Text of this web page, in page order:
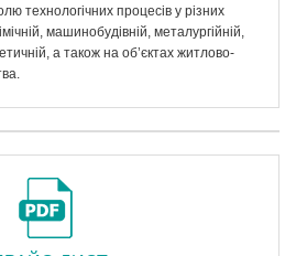
технологічних процесів у різних
машинобудівній, металургійній,
а також на об’єктах житлово-